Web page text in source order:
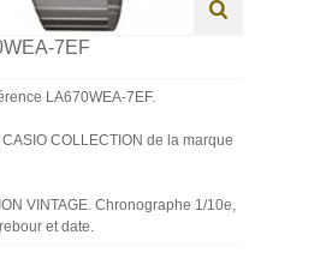
7EF
LA670WEA-7EF.
COLLECTION de la marque
VINTAGE. Chronographe 1/10e,
et date.